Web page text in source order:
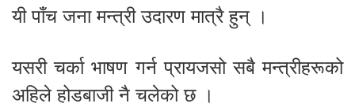
यी पाँच जना मन्त्री उदारण मात्रै हुन् ।
यसरी चर्का भाषण गर्न प्रायजसो सबै मन्त्रीहरूको
अहिले होडबाजी नै चलेको छ ।